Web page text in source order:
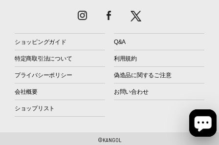
ショッピングガイド Q&A
特定商取引法について 利用規約
プライバシーポリシー 偽造品に関するご注意
会社概要 お問い合わせ
ショップリスト
©KANGOL